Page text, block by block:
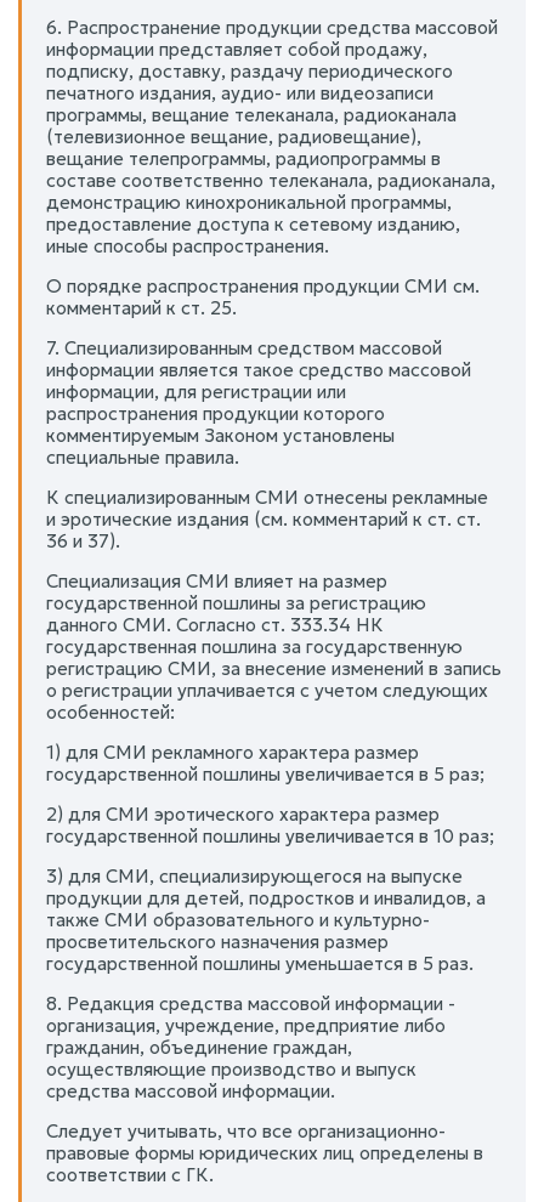
6. Распространение продукции средства массовой
информации представляет собой продажу,
подписку, доставку, раздачу периодического
печатного издания, аудио- или видеозаписи
программы, вещание телеканала, радиоканала
(телевизионное вещание, радиовещание),
вещание телепрограммы, радиопрограммы в
составе соответственно телеканала, радиоканала,
демонстрацию кинохроникальной программы,
предоставление доступа к сетевому изданию,
иные способы распространения.
О порядке распространения продукции СМИ см.
комментарий к ст. 25.
7. Специализированным средством массовой
информации является такое средство массовой
информации, для регистрации или
распространения продукции которого
комментируемым Законом установлены
специальные правила.
К специализированным СМИ отнесены рекламные
и эротические издания (см. комментарий к ст. ст.
36 и 37).
Специализация СМИ влияет на размер
государственной пошлины за регистрацию
данного СМИ. Согласно ст. 333.34 НК
государственная пошлина за государственную
регистрацию СМИ, за внесение изменений в запись
о регистрации уплачивается с учетом следующих
особенностей:
1) для СМИ рекламного характера размер
государственной пошлины увеличивается в 5 раз;
2) для СМИ эротического характера размер
государственной пошлины увеличивается в 10 раз;
3) для СМИ, специализирующегося на выпуске
продукции для детей, подростков и инвалидов, а
также СМИ образовательного и культурно-
просветительского назначения размер
государственной пошлины уменьшается в 5 раз.
8. Редакция средства массовой информации -
организация, учреждение, предприятие либо
гражданин, объединение граждан,
осуществляющие производство и выпуск
средства массовой информации.
Следует учитывать, что все организационно-
правовые формы юридических лиц определены в
соответствии с ГК.